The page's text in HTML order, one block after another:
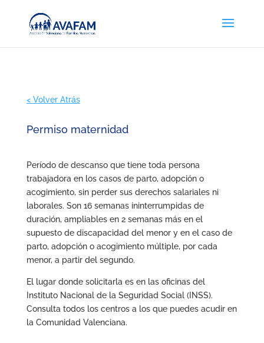
< Volver Atrás
Permiso maternidad
Período de descanso que tiene toda persona
trabajadora en los casos de parto, adopción o
acogimiento, sin perder sus derechos salariales ni
laborales. Son 16 semanas ininterrumpidas de
duración, ampliables en 2 semanas más en el
supuesto de discapacidad del menor y en el caso de
parto, adopción o acogimiento múltiple, por cada
menor, a partir del segundo.
El lugar donde solicitarla es en las oficinas del
Instituto Nacional de la Seguridad Social (INSS).
Consulta todos los centros a los que puedes acudir en
la Comunidad Valenciana.